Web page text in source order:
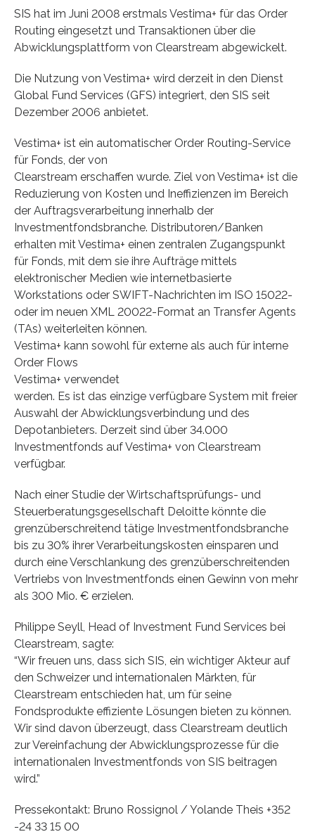
SIS hat im Juni 2008 erstmals Vestima+ für das Order
Routing eingesetzt und Transaktionen über die
Abwicklungsplattform von Clearstream abgewickelt.
Die Nutzung von Vestima+ wird derzeit in den Dienst
Global Fund Services (GFS) integriert, den SIS seit
Dezember 2006 anbietet.
Vestima+ ist ein automatischer Order Routing-Service
für Fonds, der von
Clearstream erschaffen wurde. Ziel von Vestima+ ist die
Reduzierung von Kosten und Ineffizienzen im Bereich
der Auftragsverarbeitung innerhalb der
Investmentfondsbranche. Distributoren/Banken
erhalten mit Vestima+ einen zentralen Zugangspunkt
für Fonds, mit dem sie ihre Aufträge mittels
elektronischer Medien wie internetbasierte
Workstations oder SWIFT-Nachrichten im ISO 15022-
oder im neuen XML 20022-Format an Transfer Agents
(TAs) weiterleiten können.
Vestima+ kann sowohl für externe als auch für interne
Order Flows
Vestima+ verwendet
werden. Es ist das einzige verfügbare System mit freier
Auswahl der Abwicklungsverbindung und des
Depotanbieters. Derzeit sind über 34.000
Investmentfonds auf Vestima+ von Clearstream
verfügbar.
Nach einer Studie der Wirtschaftsprüfungs- und
Steuerberatungsgesellschaft Deloitte könnte die
grenzüberschreitend tätige Investmentfondsbranche
bis zu 30% ihrer Verarbeitungskosten einsparen und
durch eine Verschlankung des grenzüberschreitenden
Vertriebs von Investmentfonds einen Gewinn von mehr
als 300 Mio. € erzielen.
Philippe Seyll, Head of Investment Fund Services bei
Clearstream, sagte:
“Wir freuen uns, dass sich SIS, ein wichtiger Akteur auf
den Schweizer und internationalen Märkten, für
Clearstream entschieden hat, um für seine
Fondsprodukte effiziente Lösungen bieten zu können.
Wir sind davon überzeugt, dass Clearstream deutlich
zur Vereinfachung der Abwicklungsprozesse für die
internationalen Investmentfonds von SIS beitragen
wird.”
Pressekontakt: Bruno Rossignol / Yolande Theis +352
-24 33 15 00